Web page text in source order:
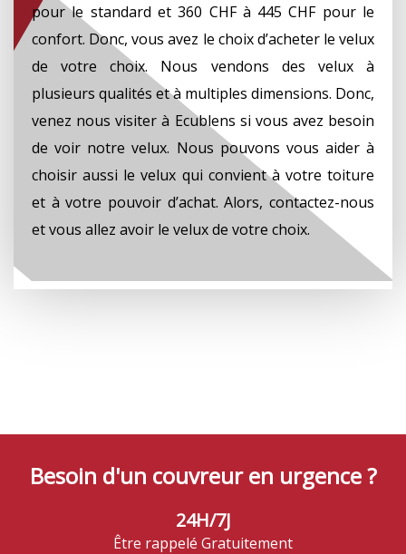
pour le standard et 360 CHF à 445 CHF pour le
confort. Donc, vous avez le choix d’acheter le velux
de votre choix. Nous vendons des velux à
plusieurs qualités et à multiples dimensions. Donc,
venez nous visiter à Ecublens si vous avez besoin
de voir notre velux. Nous pouvons vous aider à
choisir aussi le velux qui convient à votre toiture
et à votre pouvoir d’achat. Alors, contactez-nous
et vous allez avoir le velux de votre choix.
Besoin d'un couvreur en urgence ?
24H/7J
Être rappelé Gratuitement